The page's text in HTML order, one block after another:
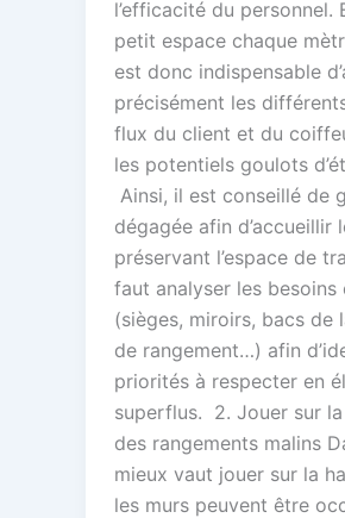
l’efficacité du personnel.
petit espace chaque
est donc indispensable
précisément les
flux du client et du
les potentiels goulots
Ainsi, il est conseillé de
dégagée afin d’accueillir
préservant l’espace de
faut analyser les besoins
(sièges, miroirs, bacs de
de rangement…) afin
priorités à respecter en
superflus. 2. Jouer sur
des rangements malins
mieux vaut jouer sur la
les murs peuvent être